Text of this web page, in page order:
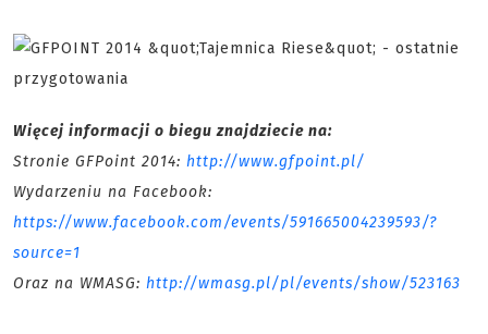
Więcej informacji o biegu znajdziecie na:
Stronie GFPoint 2014: http://www.gfpoint.pl/
Wydarzeniu na Facebook:
https://www.facebook.com/events/591665004239593/?
source=1
Oraz na WMASG: http://wmasg.pl/pl/events/show/523163